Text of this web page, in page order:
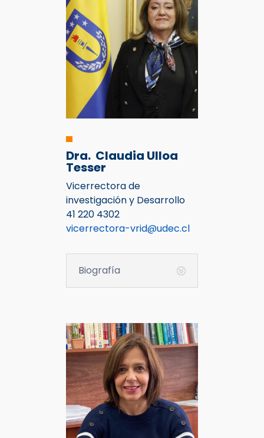
Dra. Claudia Ulloa
Tesser
Vicerrectora de
investigación y Desarrollo
41 220 4302
vicerrectora-vrid@udec.cl
Biografía